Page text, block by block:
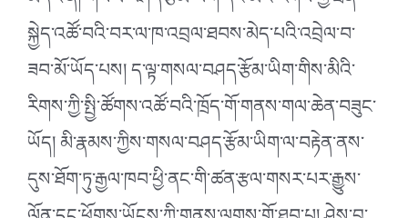
སྐྱེད་འཚོ་བའི་བར་ལ་ཁ་འབྲལ་ཐབས་མེད་པའི་འབྲེལ་བ་
ཟབ་མོ་ཡོད་པས། ད་ལྟ་གསལ་བཤད་རྩོམ་ཡིག་གིས་མིའི་
རིགས་ཀྱི་སྤྱི་ཚོགས་འཚོ་བའི་ཁྲོད་གོ་གནས་གལ་ཆེན་བཟུང་
ཡོད། མི་རྣམས་ཀྱིས་གསལ་བཤད་རྩོམ་ཡིག་ལ་བརྟེན་ནས་
དུས་ཐོག་ཏུ་རྒྱལ་ཁབ་ཕྱི་ནང་གི་ཚན་རྩལ་གསར་པར་རྒྱུས་